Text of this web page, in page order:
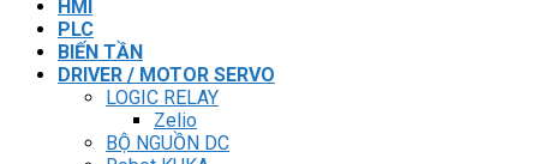
HMI
PLC
BIẾN TẦN
DRIVER / MOTOR SERVO
LOGIC RELAY
Zelio
BỘ NGUỒN DC